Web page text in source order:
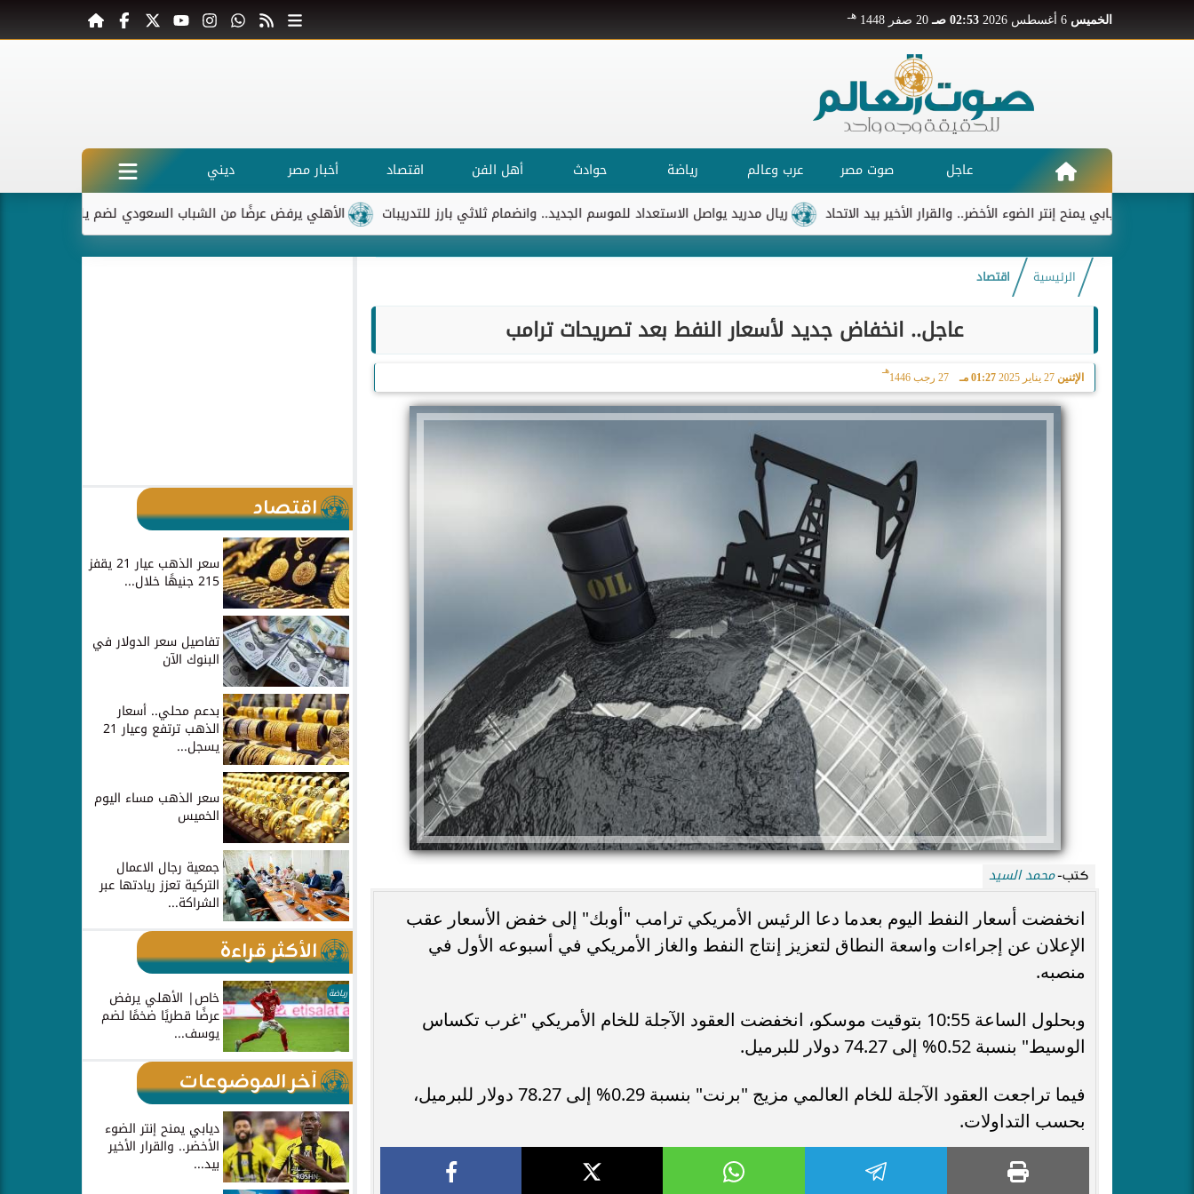
الخميس 02:53 صـ 20 صفر 1448 هـ
عاجل صوت مصر عرب وعالم رياضة حوادث أهل الفن اقتصاد أخبار مصر
ديني
الأهلي يرفض عرضًا من الشباب السعودي لضم ياسر إبراهيم ريال مدريد يواصل الاستعداد للموسم الجديد.. وانضمام ثلاثي بارز للتدريبات ديابي يمنح إنتر الضوء الأخضر.. والقرار الأخير بيد الاتحاد
الرئيسية اقتصاد
عاجل.. انخفاض جديد لأسعار النفط بعد تصريحات ترامب
الإثنين 27 يناير 2025 01:27 مـ 27 رجب 1446
هـ
كتب-محمد السيد
انخفضت أسعار النفط اليوم بعدما دعا الرئيس الأمريكي ترامب "أوبك" إلى خفض الأسعار عقب
الإعلان عن إجراءات واسعة النطاق لتعزيز إنتاج النفط والغاز الأمريكي في أسبوعه الأول في
منصبه.
وبحلول الساعة 10:55 بتوقيت موسكو، انخفضت العقود الآجلة للخام الأمريكي "غرب تكساس
الوسيط" بنسبة 0.52% إلى 74.27 دولار للبرميل.
فيما تراجعت العقود الآجلة للخام العالمي مزيج "برنت" بنسبة 0.29% إلى 78.27 دولار للبرميل،
بحسب التداولات.
اقتصاد
سعر الذهب عيار 21 يقفز
215 جنيهًا خلال...
تفاصيل سعر الدولار في
البنوك الآن
بدعم محلي.. أسعار
الذهب ترتفع وعيار 21
يسجل...
سعر الذهب مساء اليوم
الخميس
جمعية رجال الاعمال
التركية تعزز ريادتها عبر
الشراكة...
الأكثر قراءة
رياضة خاص| الأهلي يرفض
عرضًا قطريًا ضخمًا لضم
يوسف...
آخر الموضوعات
ديابي يمنح إنتر الضوء
الأخضر.. والقرار الأخير
بيد...